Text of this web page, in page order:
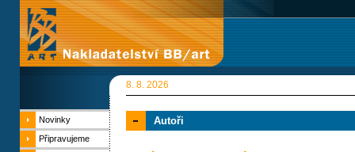
8. 8. 2026
Novinky
Připravujeme
Autoři